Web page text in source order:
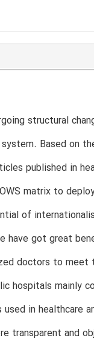
structural
Based on
published in
matrix to
of
have got great
doctors to meet
hospitals mainly
used in healthcare
transparent and